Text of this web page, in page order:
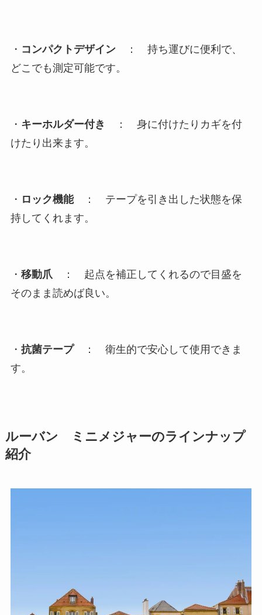
・ コンパクトデザイン： 持ち運びに便利で、
どこでも測定可能です。
・ キーホルダー付き
： 身に付けたりカギを付
けたり出来ます。
・ ロック機能： テープを引き出した状態を保
持してくれます。
・ 移動爪： 起点を補正してくれるので目盛を
そのまま読めば良い。
・ 抗菌テープ： 衛生的で安心して使用できま
す。
ルーバン ミニメジャーのラインナップ
紹介